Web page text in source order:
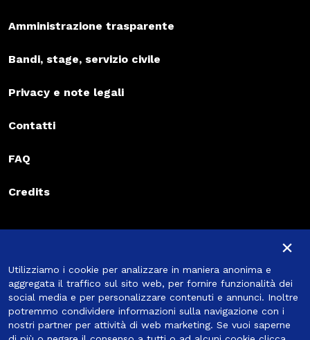
Amministrazione trasparente
Bandi, stage, servizio civile
Privacy e note legali
Contatti
FAQ
Credits
Iscriviti alla newsletter
Iscriviti
Utilizziamo i cookie per analizzare in maniera anonima e
aggregata il traffico sul sito web, per fornire funzionalità dei
social media e per personalizzare contenuti e annunci. Inoltre
potremmo condividere informazioni sulla navigazione con i
nostri partner per attività di web marketing. Se vuoi saperne
×